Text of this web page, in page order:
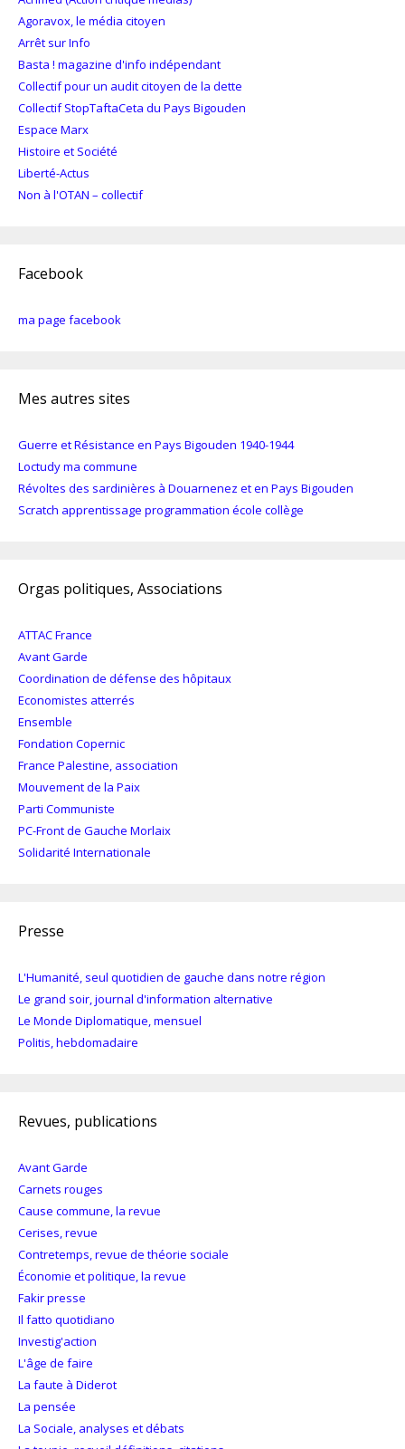
Agoravox, le média citoyen
Arrêt sur Info
Basta ! magazine d'info indépendant
Collectif pour un audit citoyen de la dette
Collectif StopTaftaCeta du Pays Bigouden
Espace Marx
Histoire et Société
Liberté-Actus
Non à l'OTAN – collectif
Facebook
ma page facebook
Mes autres sites
Guerre et Résistance en Pays Bigouden 1940-1944
Loctudy ma commune
Révoltes des sardinières à Douarnenez et en Pays Bigouden
Scratch apprentissage programmation école collège
Orgas politiques, Associations
ATTAC France
Avant Garde
Coordination de défense des hôpitaux
Economistes atterrés
Ensemble
Fondation Copernic
France Palestine, association
Mouvement de la Paix
Parti Communiste
PC-Front de Gauche Morlaix
Solidarité Internationale
Presse
L'Humanité, seul quotidien de gauche dans notre région
Le grand soir, journal d'information alternative
Le Monde Diplomatique, mensuel
Politis, hebdomadaire
Revues, publications
Avant Garde
Carnets rouges
Cause commune, la revue
Cerises, revue
Contretemps, revue de théorie sociale
Économie et politique, la revue
Fakir presse
Il fatto quotidiano
Investig'action
L'âge de faire
La faute à Diderot
La pensée
La Sociale, analyses et débats